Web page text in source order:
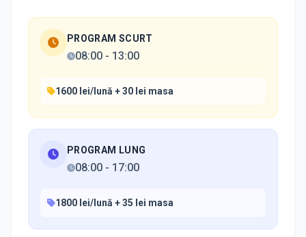
PROGRAM SCURT
08:00 - 13:00
1600 lei/lună + 30 lei masa
PROGRAM LUNG
08:00 - 17:00
1800 lei/lună + 35 lei masa